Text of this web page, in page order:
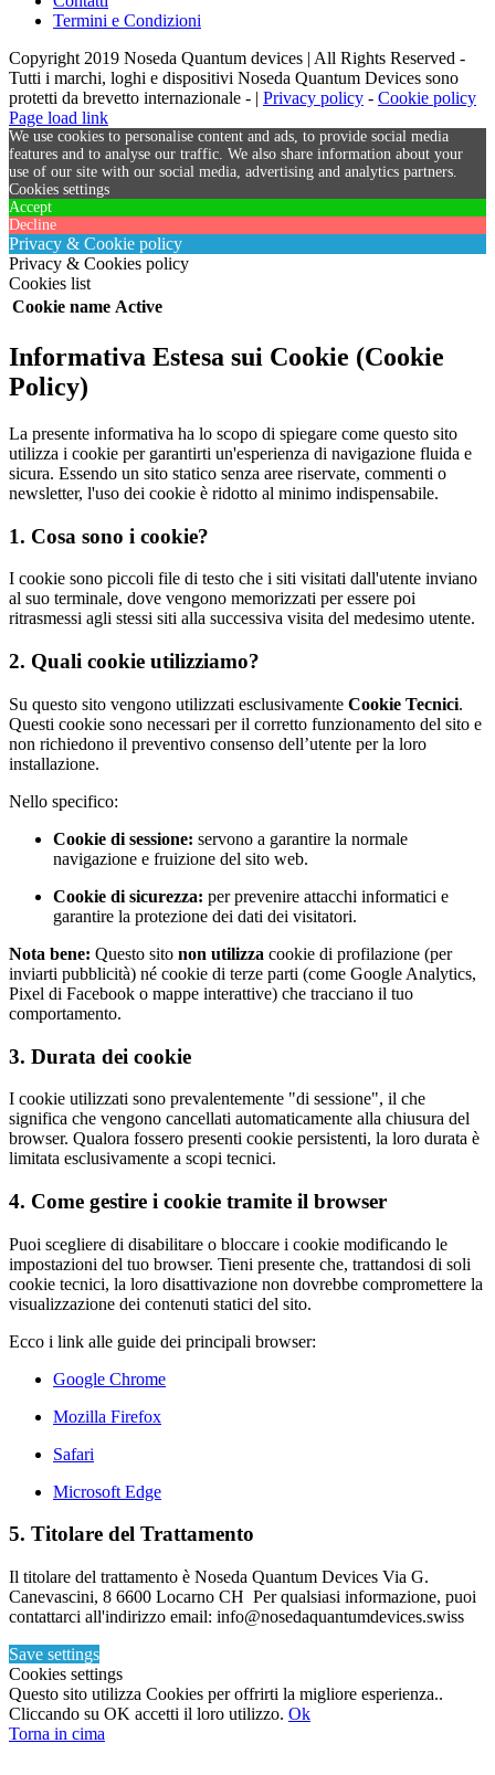
Termini e Condizioni
Copyright 2019 Noseda Quantum devices | All Rights Reserved -
Tutti i marchi, loghi e dispositivi Noseda Quantum Devices sono
protetti da brevetto internazionale - | Privacy policy - Cookie policy
Page load link
We use cookies to personalise content and ads, to provide social media
features and to analyse our traffic. We also share information about your
use of our site with our social media, advertising and analytics partners.
Cookies settings
Accept
Decline
Privacy & Cookie policy
Privacy & Cookies policy
Cookies list
Cookie name Active
Informativa Estesa sui Cookie (Cookie
Policy)
La presente informativa ha lo scopo di spiegare come questo sito
utilizza i cookie per garantirti un'esperienza di navigazione fluida e
sicura. Essendo un sito statico senza aree riservate, commenti o
newsletter, l'uso dei cookie è ridotto al minimo indispensabile.
1. Cosa sono i cookie?
I cookie sono piccoli file di testo che i siti visitati dall'utente inviano
al suo terminale, dove vengono memorizzati per essere poi
ritrasmessi agli stessi siti alla successiva visita del medesimo utente.
2. Quali cookie utilizziamo?
Su questo sito vengono utilizzati esclusivamente Cookie Tecnici.
Questi cookie sono necessari per il corretto funzionamento del sito e
non richiedono il preventivo consenso dell’utente per la loro
installazione.
Nello specifico:
Cookie di sessione: servono a garantire la normale
navigazione e fruizione del sito web.
Cookie di sicurezza: per prevenire attacchi informatici e
garantire la protezione dei dati dei visitatori.
Nota bene: Questo sito non utilizza cookie di profilazione (per
inviarti pubblicità) né cookie di terze parti (come Google Analytics,
Pixel di Facebook o mappe interattive) che tracciano il tuo
comportamento.
3. Durata dei cookie
I cookie utilizzati sono prevalentemente "di sessione", il che
significa che vengono cancellati automaticamente alla chiusura del
browser. Qualora fossero presenti cookie persistenti, la loro durata è
limitata esclusivamente a scopi tecnici.
4. Come gestire i cookie tramite il browser
Puoi scegliere di disabilitare o bloccare i cookie modificando le
impostazioni del tuo browser. Tieni presente che, trattandosi di soli
cookie tecnici, la loro disattivazione non dovrebbe compromettere la
visualizzazione dei contenuti statici del sito.
Ecco i link alle guide dei principali browser:
Google Chrome
Mozilla Firefox
Safari
Microsoft Edge
5. Titolare del Trattamento
Il titolare del trattamento è Noseda Quantum Devices Via G.
Canevascini, 8 6600 Locarno CH Per qualsiasi informazione, puoi
contattarci all'indirizzo email: info@nosedaquantumdevices.swiss
Save settings
Cookies settings
Questo sito utilizza Cookies per offrirti la migliore esperienza..
Cliccando su OK accetti il loro utilizzo. Ok
Torna in cima